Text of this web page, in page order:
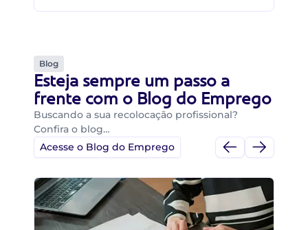
Blog
Esteja sempre um passo a
frente com o Blog do Emprego
Buscando a sua recolocação profissional?
Confira o blog…
Acesse o Blog do Emprego